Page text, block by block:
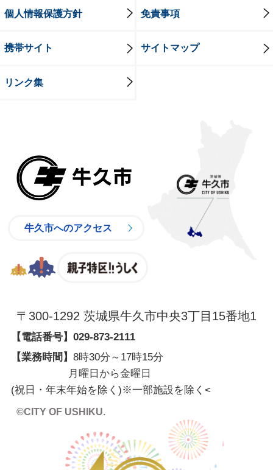
個人情報保護方針 免責事項
携帯サイト サイトマップ
リンク集
牛久市へのアクセス
〒300-1292 茨城県牛久市中央3丁目15番地1
【電話番号】 029-873-2111
【業務時間】 8時30分～17時15分
月曜日から金曜日
(祝日・年末年始を除く)※一部施設を除く <
©CITY OF USHIKU.